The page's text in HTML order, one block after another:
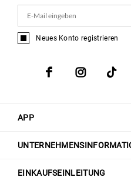
APP
EINKAUFSEINLEITUNG
Neues Konto registrieren